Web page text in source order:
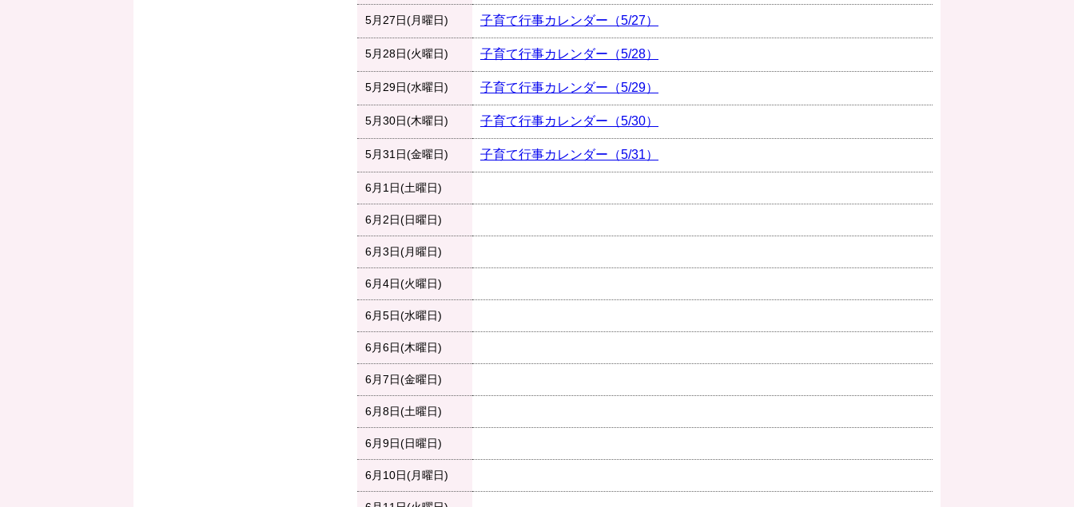
5月27日(月曜日) 子育て行事カレンダー（5/27）
5月28日(火曜日) 子育て行事カレンダー（5/28）
5月29日(水曜日) 子育て行事カレンダー（5/29）
5月30日(木曜日) 子育て行事カレンダー（5/30）
5月31日(金曜日) 子育て行事カレンダー（5/31）
6月1日(土曜日)
6月2日(日曜日)
6月3日(月曜日)
6月4日(火曜日)
6月5日(水曜日)
6月6日(木曜日)
6月7日(金曜日)
6月8日(土曜日)
6月9日(日曜日)
6月10日(月曜日)